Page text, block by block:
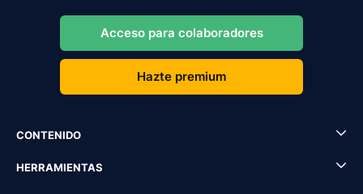
Acceso para colaboradores
Hazte premium
CONTENIDO
HERRAMIENTAS